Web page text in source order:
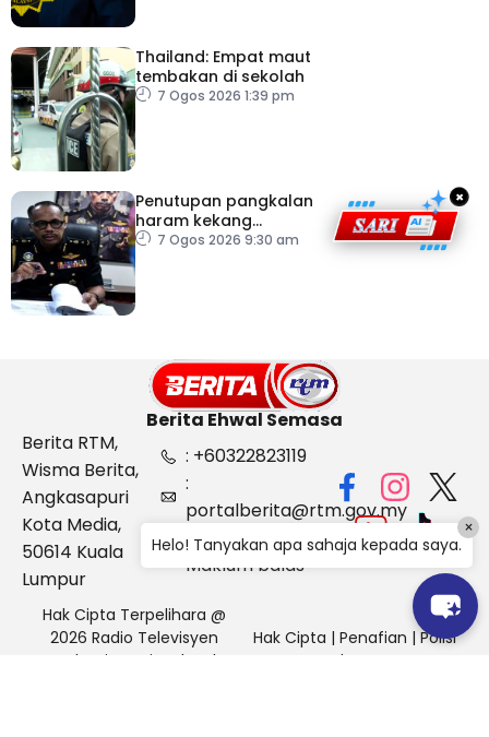
Thailand: Empat maut
tembakan di sekolah
7 Ogos 2026 1:39 pm
Penutupan pangkalan
haram kekang
penyeludupan di
7 Ogos 2026 9:30 am
×
Berita Ehwal Semasa
Berita RTM,
Wisma Berita,
Angkasapuri
Kota Media,
50614 Kuala
Lumpur
: +60322823119
:
portalberita@rtm.gov.my
: Aduan &
Maklum balas
Hak Cipta Terpelihara @
2026 Radio Televisyen
Malaysia, Berita Ehwal
Hak Cipta | Penafian |Polisi
Keselamatan
Helo! Tanyakan apa sahaja kepada saya.
×